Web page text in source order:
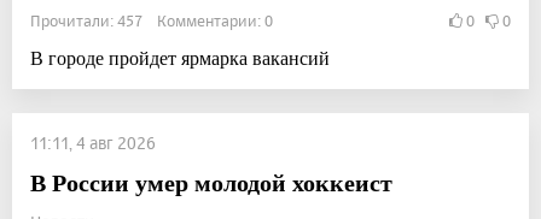
Прочитали: 457 Комментарии: 0 0 0
В городе пройдет ярмарка вакансий
11:11, 4 авг 2026
В России умер молодой хоккеист